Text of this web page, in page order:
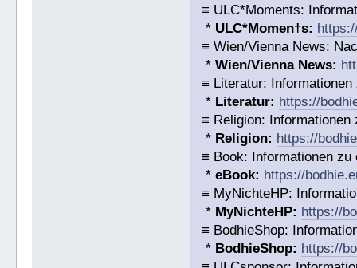
≡ ULC*Moments:
* ULC*Momen†s:
≡ Wien/Vienna News:
*Wien/Vienna News:
≡ Literatur:
* Literatur: https://
≡ Religion: Informationen
* Religion: https://
≡ Book: Informationen zu
*eBook: https://
≡ MyNichteHP:
* MyNichteHP: https://
≡ BodhieShop:
* BodhieShop: https://